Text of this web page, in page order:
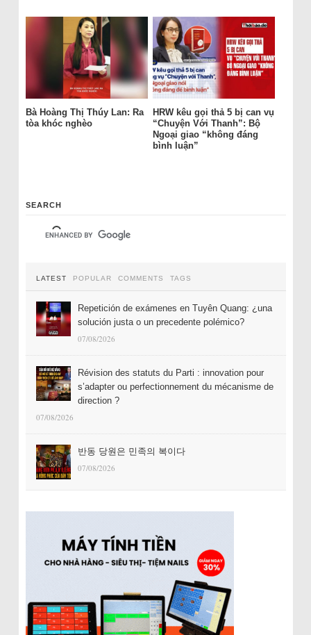
Bà Hoàng Thị Thúy Lan: Ra
tòa khóc nghèo
HRW kêu gọi thả 5 bị can vụ
“Chuyện Với Thanh”: Bộ
Ngoại giao “không đáng
bình luận”
SEARCH
LATEST POPULAR COMMENTS TAGS
Repetición de exámenes en Tuyên Quang: ¿una
solución justa o un precedente polémico?
07/08/2026
Révision des statuts du Parti : innovation pour
s’adapter ou perfectionnement du mécanisme de
direction ?
07/08/2026
반동 당원은 민족의 복이다
07/08/2026